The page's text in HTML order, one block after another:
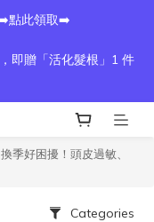
點此領取➡️
即贈「活化髮根」1 件
換季好困擾！頭皮過敏、
Categories